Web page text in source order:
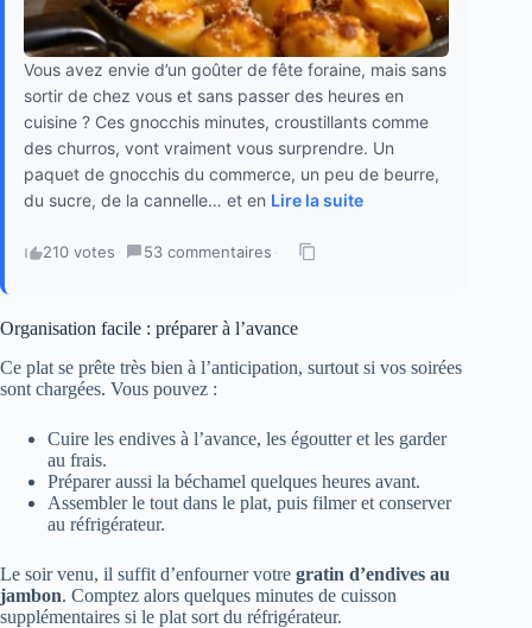
Vous avez envie d’un goûter de fête foraine, mais sans
sortir de chez vous et sans passer des heures en
cuisine ? Ces gnocchis minutes, croustillants comme
des churros, vont vraiment vous surprendre. Un
paquet de gnocchis du commerce, un peu de beurre,
du sucre, de la cannelle… et en Lire la suite
210 votes · 53 commentaires ·
Organisation facile : préparer à l’avance
Ce plat se prête très bien à l’anticipation, surtout si vos soirées
sont chargées. Vous pouvez :
Cuire les endives à l’avance, les égoutter et les garder
au frais.
Préparer aussi la béchamel quelques heures avant.
Assembler le tout dans le plat, puis filmer et conserver
au réfrigérateur.
Le soir venu, il suffit d’enfourner votre gratin d’endives au
jambon. Comptez alors quelques minutes de cuisson
supplémentaires si le plat sort du réfrigérateur.